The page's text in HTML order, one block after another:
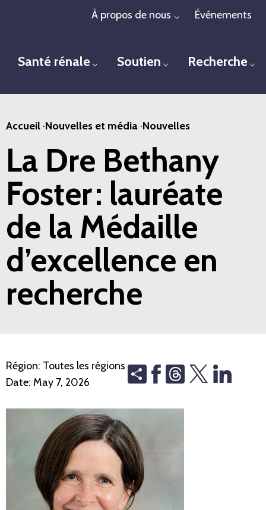
principal
À propos de nous Toggle menu
Événements
Santé rénale Toggle menu
Soutien Toggle menu
Recherche
Accueil ·Nouvelles et média ·Nouvelles
La Dre Bethany
Foster : lauréate
de la Médaille
d’excellence en
recherche
Région: Toutes les régions
Date: May 7, 2026
Share Threads